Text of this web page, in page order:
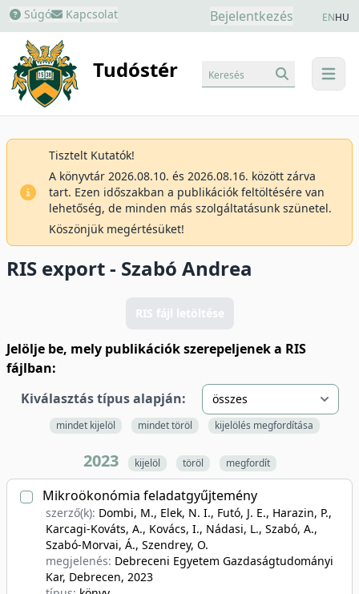
Súgó Kapcsolat Bejelentkezés ENHU
Tudóstér menu
Keresés
Tisztelt Kutatók!
A könyvtár 2026.08.10. és 2026.08.16. között zárva
tart. Ezen időszakban a publikációk feltöltésére van
lehetőség, de minden más szolgáltatásunk szünetel.
Köszönjük megértésüket!
RIS export - Szabó Andrea
RIS fájl letöltése
Jelölje be, mely publikációk szerepeljenek a RIS
fájlban:
Kiválasztás típus alapján:
mindet kijelöl mindet töröl kijelölés megfordítása
2023 kijelöl töröl megfordít
Mikroökonómia feladatgyűjtemény
szerző(k): Dombi, M., Elek, N. I., Futó, J. E., Harazin, P.,
Karcagi-Kováts, A., Kovács, I., Nádasi, L., Szabó, A.,
Szabó-Morvai, Á., Szendrey, O.
megjelenés: Debreceni Egyetem Gazdaságtudományi
Kar, Debrecen, 2023